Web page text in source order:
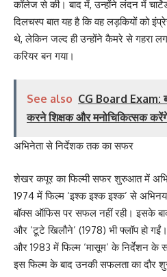
कॉलेज से की। बाद में, उन्होंने लंदन में
दिलचस्प बात यह है कि वह लड़कियों को
थे, लेकिन जल्द ही उन्होंने कैमरे से गहरा
करियर बन गया।
See also CG Board Exam:
करने शिक्षक और मनोचिकित्सक करेंगे
अभिनेता से निर्देशक तक का सफर
शेखर कपूर का फिल्मी सफर शुरुआत में
1974 में फिल्म ‘इश्क इश्क इश्क’ से
बॉक्स ऑफिस पर सफल नहीं रही। इसके
और ‘टूटे खिलौने’ (1978) भी फ्लॉप हो
और 1983 में फिल्म ‘मासूम’ के निर्देशन के
इस फिल्म के बाद उनकी सफलता का दौर